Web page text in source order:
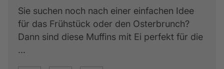
Sie suchen noch nach einer einfachen Idee
für das Frühstück oder den Osterbrunch?
Dann sind diese Muffins mit Ei perfekt für die
...